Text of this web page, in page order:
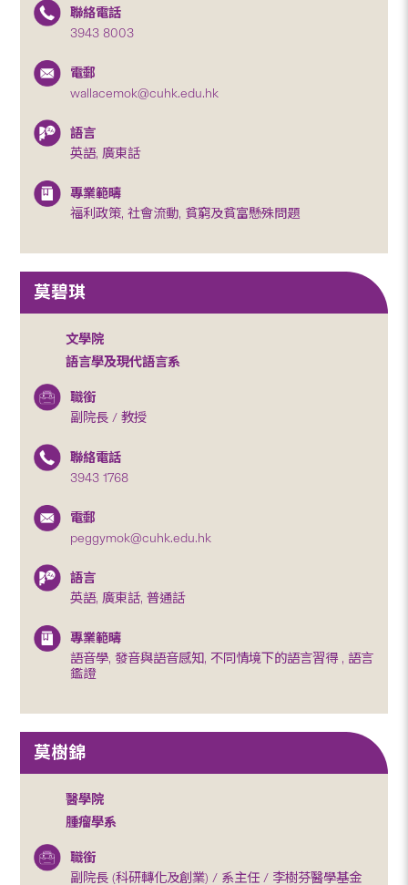
聯絡電話
3943 8003
電郵
wallacemok@cuhk.edu.hk
語言
英語, 廣東話
專業範疇
福利政策, 社會流動, 貧窮及貧富懸殊問題
莫碧琪
文學院
語言學及現代語言系
職銜
副院長 / 教授
聯絡電話
3943 1768
電郵
peggymok@cuhk.edu.hk
語言
英語, 廣東話, 普通話
專業範疇
語音學, 發音與語音感知, 不同情境下的語言習得 , 語言
鑑證
莫樹錦
醫學院
腫瘤學系
職銜
副院長 (科研轉化及創業) / 系主任 / 李樹芬醫學基金